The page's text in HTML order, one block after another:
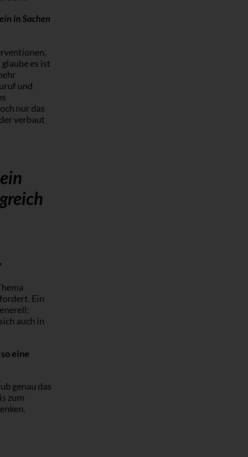
in Sachen
es ist
und
nur das
verbaut
Ein
auch in
eine
genau das
zum